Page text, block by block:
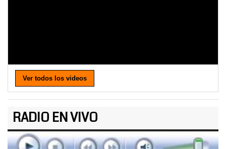
Ver todos los videos
RADIO EN VIVO